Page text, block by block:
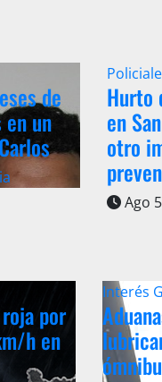
de
un
Hurto
en
otro
Ago
por
h en
Interés